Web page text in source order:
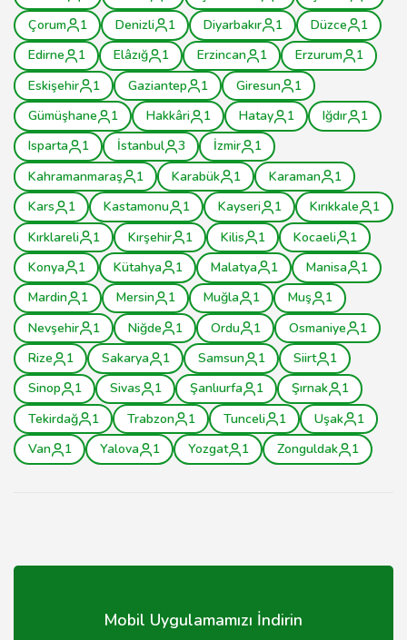
Çorum
1 Denizli 1 Diyarbakır 1 Düzce
1
Edirne
1 Elâzığ 1 Erzincan 1 Erzurum
1
Eskişehir
1 Gaziantep 1 Giresun
1
Gümüşhane
1 Hakkâri 1 Hatay 1 Iğdır
1
Isparta
1 İstanbul 3 İzmir
1
Kahramanmaraş
1 Karabük 1 Karaman
1
Kars
1 Kastamonu 1 Kayseri 1 Kırıkkale
1
Kırklareli
1 Kırşehir 1 Kilis 1 Kocaeli
1
Konya
1 Kütahya 1 Malatya 1 Manisa
1
Mardin
1 Mersin 1 Muğla 1 Muş
1
Nevşehir
1 Niğde 1 Ordu 1 Osmaniye
1
Rize
1 Sakarya 1 Samsun 1 Siirt
1
Sinop
1 Sivas 1 Şanlıurfa 1 Şırnak
1
Tekirdağ
1 Trabzon 1 Tunceli 1 Uşak
1
Van
1 Yalova 1 Yozgat 1 Zonguldak 1
Mobil Uygulamamızı İndirin